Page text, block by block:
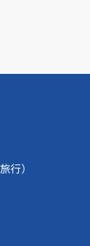
行）